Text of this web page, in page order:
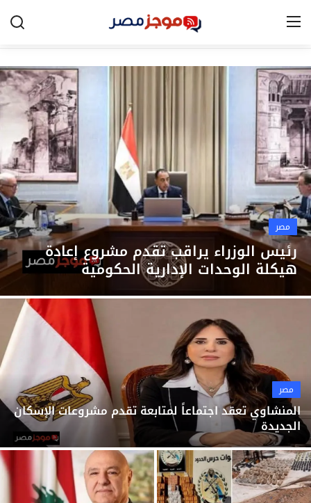
الرئيسية
مصر
الخليج
العالم
الرياضة
اقتصاد
تكنولوجيا
التعليم
منوعات
مصر
رئيس الوزراء يراقب تقدم مشروع إعادة
هيكلة الوحدات الإدارية الحكومية
مصر
المنشاوي تعقد اجتماعاً لمتابعة تقدم مشروعات الإسكان
الجديدة